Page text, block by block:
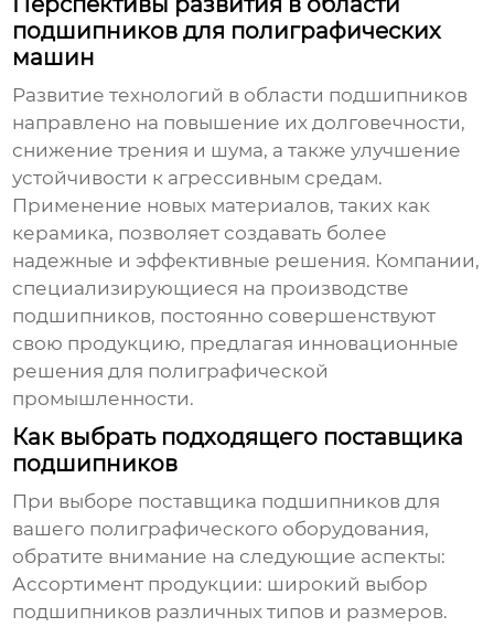
подшипников для полиграфических
машин
Развитие технологий в области подшипников
направлено на повышение их долговечности,
снижение трения и шума, а также улучшение
устойчивости к агрессивным средам.
Применение новых материалов, таких как
керамика, позволяет создавать более
надежные и эффективные решения. Компании,
специализирующиеся на производстве
подшипников, постоянно совершенствуют
свою продукцию, предлагая инновационные
решения для полиграфической
промышленности.
Как выбрать подходящего поставщика
подшипников
При выборе поставщика подшипников для
вашего полиграфического оборудования,
обратите внимание на следующие аспекты:
Ассортимент продукции: широкий выбор
подшипников различных типов и размеров.